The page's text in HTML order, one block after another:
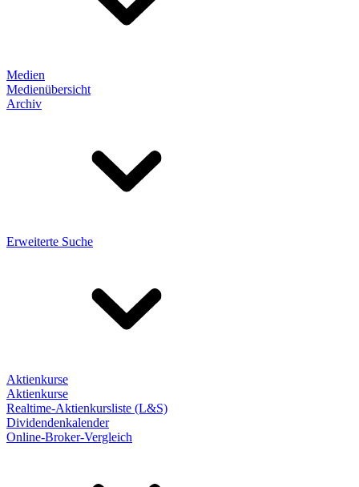
Medien
Medienübersicht
Archiv
Erweiterte Suche
Aktienkurse
Aktienkurse
Realtime-Aktienkursliste (L&S)
Dividendenkalender
Online-Broker-Vergleich